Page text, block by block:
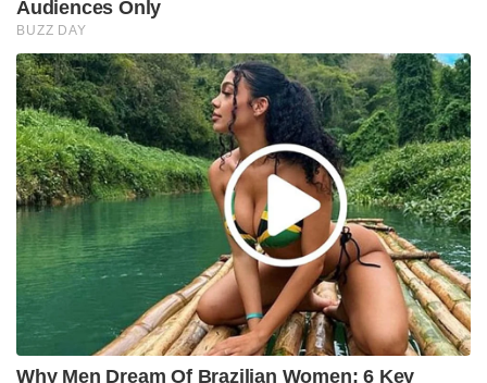
Audiences Only
BUZZ DAY
Why Men Dream Of Brazilian Women: 6 Key